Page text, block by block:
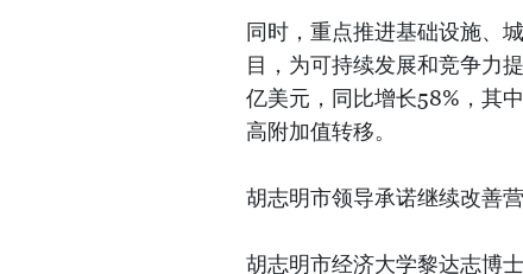
同时，重点推进基础设施、
目，为可持续发展和竞争力
亿美元，同比增长58%，其
高附加值转移。
胡志明市领导承诺继续改善
胡志明市经济大学黎达志博